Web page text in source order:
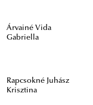
Árvainé Vida
Gabriella
Rapcsokné Juhász
Krisztina